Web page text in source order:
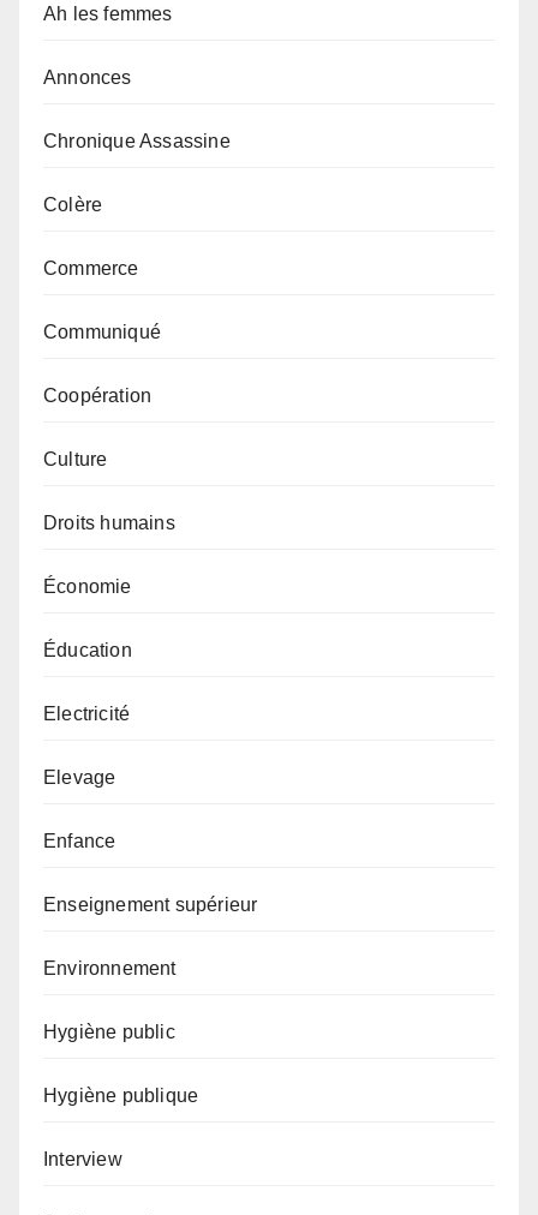
Ah les femmes
Annonces
Chronique Assassine
Colère
Commerce
Communiqué
Coopération
Culture
Droits humains
Économie
Éducation
Electricité
Elevage
Enfance
Enseignement supérieur
Environnement
Hygiène public
Hygiène publique
Interview